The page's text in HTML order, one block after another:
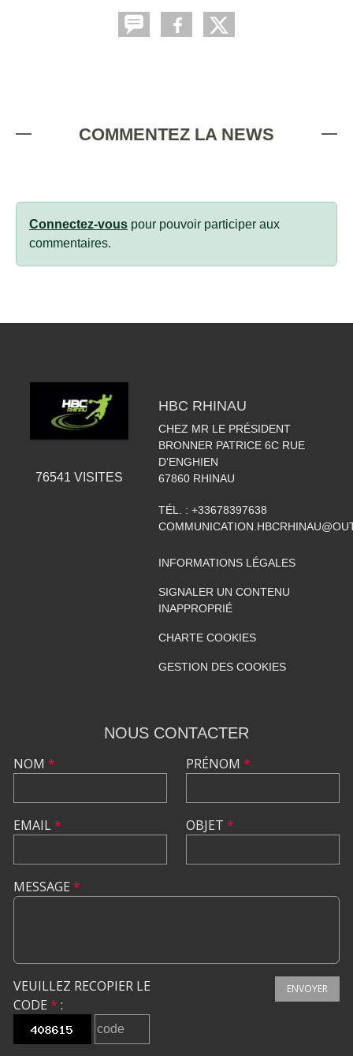
COMMENTEZ LA NEWS
Connectez-vous pour pouvoir participer aux
commentaires.
76541 VISITES
HBC RHINAU
CHEZ MR LE PRÉSIDENT
BRONNER PATRICE 6C RUE
D'ENGHIEN
67860 RHINAU
TÉL. : +33678397638
INFORMATIONS LÉGALES
SIGNALER UN CONTENU
INAPPROPRIÉ
CHARTE COOKIES
GESTION DES COOKIES
NOUS CONTACTER
NOM *
EMAIL*
PRÉNOM *
OBJET *
MESSAGE *
VEUILLEZ RECOPIER LE
CODE * :
ENVOYER